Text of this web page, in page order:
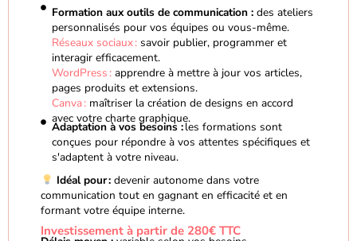
Formation aux outils de communication :des ateliers
personnalisés pour vos équipes ou vous-même.
Réseaux sociaux :savoir publier, programmer et
interagir efficacement.
WordPress :apprendre à mettre à jour vos articles,
pages produits et extensions.
Canva :maîtriser la création de designs en accord
avec votre charte graphique.
Adaptation à vos besoins :les formations sont
conçues pour répondre à vos attentes spécifiques et
s'adaptent à votre niveau.
Idéal pour :devenir autonome dans votre
communication tout en gagnant en efficacité et en
formant votre équipe interne.
Investissement à partir de 280€ TTC